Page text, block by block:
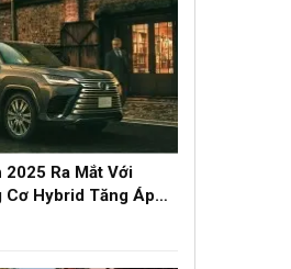
Ra Mắt Với
Cơ Hybrid Tăng Áp